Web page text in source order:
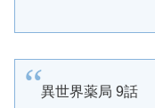
異世界薬局 9話